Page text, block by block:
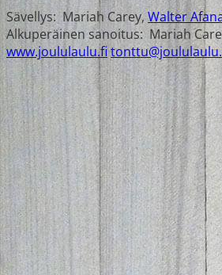
Sävellys:Mariah Carey,Walter
Alkuperäinen sanoitus: Mariah
www.joululaulu.fi